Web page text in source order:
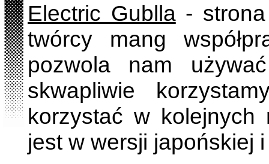
Electric Gublla- strona
twórcy mang
pozwola nam
skwapliwie
korzystać w kolejnych
jest w wersji japońskiej